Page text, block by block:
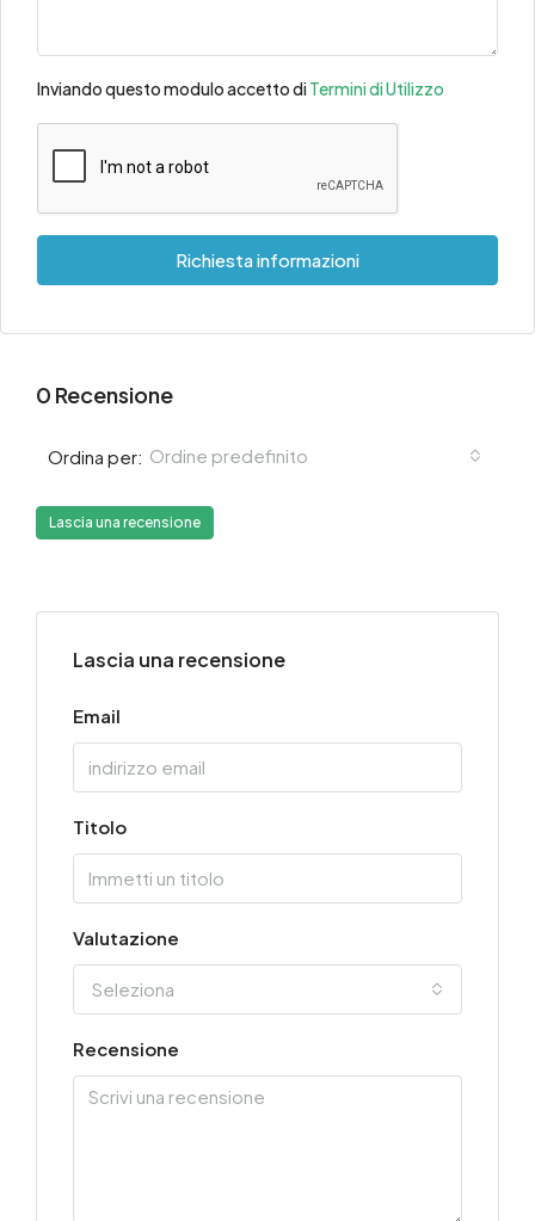
Inviando questo modulo accetto di Termini di Utilizzo
Richiesta informazioni
0 Recensione
Ordina per: Ordine predefinito
Lascia una recensione
Lascia una recensione
Email
Titolo
Valutazione
Seleziona
Recensione